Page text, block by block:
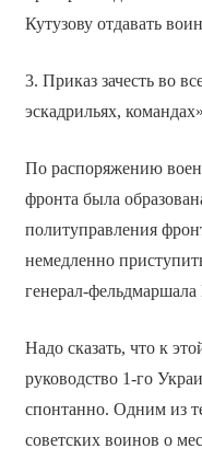
Кутузову отдавать
3. Приказ зачесть во
эскадрильях,
По распоряжению
фронта была
политуправления
немедленно
генерал-фельдмаршала
Надо сказать, что к
руководство 1-го
спонтанно. Одним из
советских воинов о